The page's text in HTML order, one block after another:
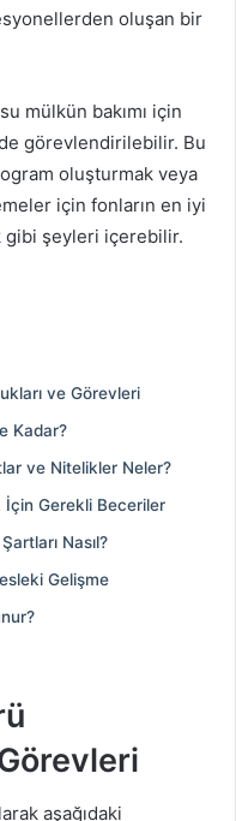
oluşan bir
mülkün bakımı için
görevlendirilebilir. Bu
oluşturmak veya
için fonların en iyi
gibi şeyleri içerebilir.
ve Görevleri
Kadar?
ve Nitelikler Neler?
İçin Gerekli Beceriler
Nasıl?
Gelişme
aşağıdaki